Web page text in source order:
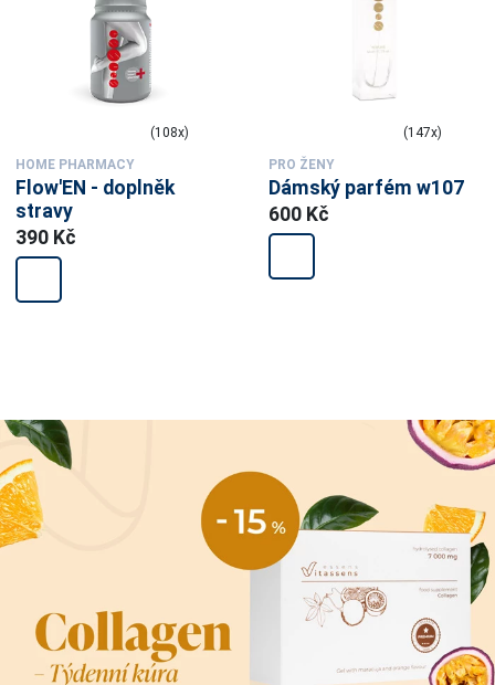
(108x)
HOME PHARMACY
Flow'EN - doplněk
stravy
390 Kč
(147x)
PRO ŽENY
Dámský parfém w107
600 Kč